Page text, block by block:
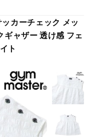
カーチェック メッ
ギャザー 透け感 フェ
ト